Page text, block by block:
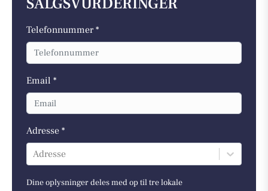
SALGSVURDERINGER
Telefonnummer *
Email *
Adresse *
Adresse
Dine oplysninger deles med op til tre lokale